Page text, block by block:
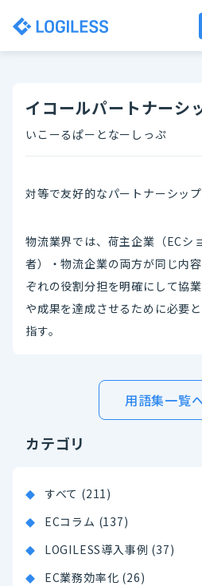
イコールパートナーシ
いこーるぱーとなーしっぷ
対等で友好的なパートナーシップ
物流業界では、荷主企業（ECシ
者）・物流企業の両方が同じ内
ぞれの役割分担を明確にして協
や成果を達成させるために必要
指す。
用語集一覧
カテゴリ
すべて (211)
ECコラム (137)
LOGILESS導入事例 (37)
EC業務効率化 (26)